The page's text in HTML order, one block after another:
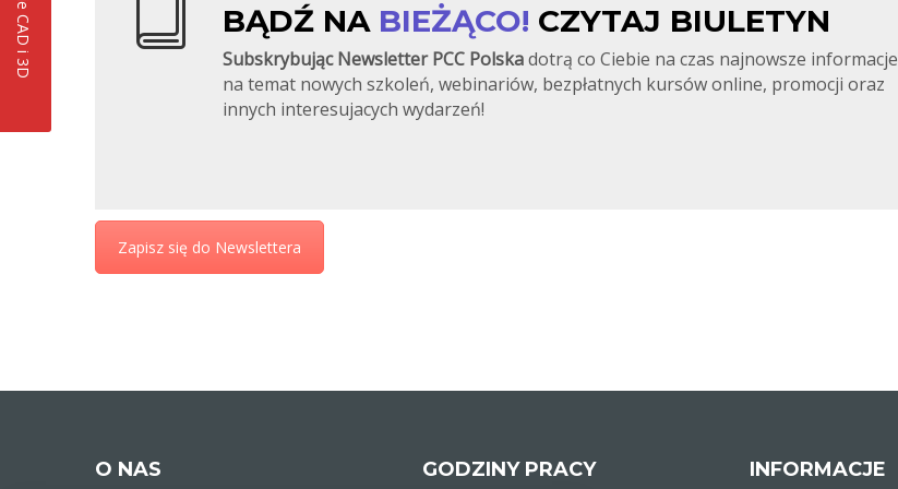
BĄDŹ NABIEŻĄCO! CZYTAJ BIULETYN
Subskrybując Newsletter PCC Polskadotrą co Ciebie na czas najnowsze informacje
na temat nowych szkoleń, webinariów, bezpłatnych kursów online, promocji oraz
innych interesujacych wydarzeń!
Zapisz się do Newslettera
O NAS GODZINY PRACY INFORMACJE